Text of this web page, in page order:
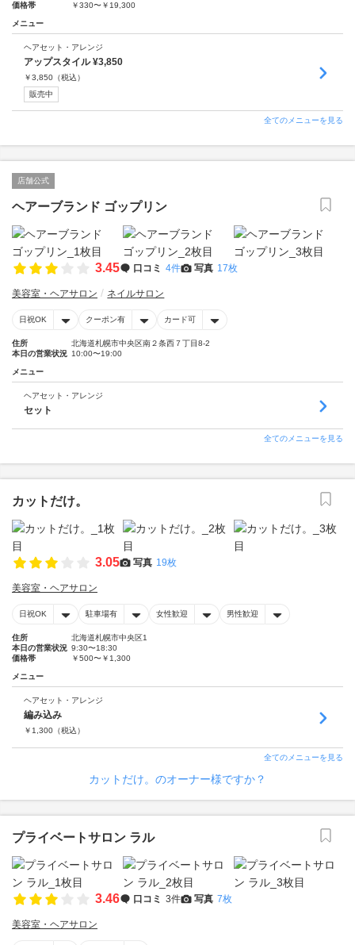
価格帯
￥330〜￥19,300
メニュー
ヘアセット・アレンジ
アップスタイル ¥3,850
￥3,850 （税込）
販売中
全てのメニューを見る
店舗公式
ヘアーブランド ゴップリン
3.45 口コミ 4件 写真 17枚
美容室・ヘアサロン ネイルサロン
日祝OK クーポン有 カード可
住所
北海道札幌市中央区南２条西７丁目8-2
本日の営業状況 10:00〜19:00
メニュー
ヘアセット・アレンジ
セット
全てのメニューを見る
カットだけ。
3.05 写真 19枚
美容室・ヘアサロン
日祝OK 駐車場有 女性歓迎 男性歓迎
住所
北海道札幌市中央区1
本日の営業状況 9:30〜18:30
価格帯
￥500〜￥1,300
メニュー
ヘアセット・アレンジ
編み込み
￥ 1,300 （税込）
全てのメニューを見る
カットだけ。のオーナー様ですか？
プライベートサロン ラル
3.46 口コミ 3件 写真 7枚
美容室・ヘアサロン